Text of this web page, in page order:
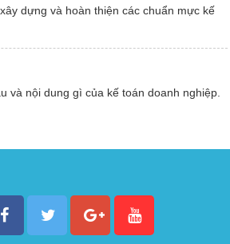
dựng và hoàn thiện các chuẩn mực kế
và nội dung gì của kế toán doanh nghiệp.